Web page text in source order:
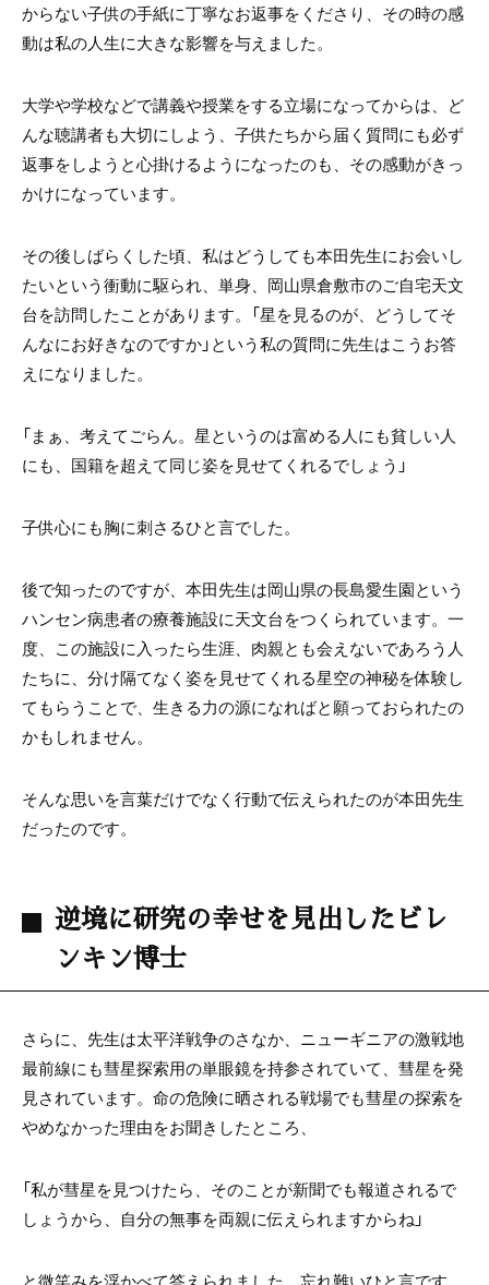
からない子供の手紙に丁寧なお返事をくださり、その時の感
動は私の人生に大きな影響を与えました。
大学や学校などで講義や授業をする立場になってからは、ど
んな聴講者も大切にしよう、子供たちから届く質問にも必ず
返事をしようと心掛けるようになったのも、その感動がきっ
かけになっています。
その後しばらくした頃、私はどうしても本田先生にお会いし
たいという衝動に駆られ、単身、岡山県倉敷市のご自宅天文
台を訪問したことがあります。「星を見るのが、どうしてそ
んなにお好きなのですか」という私の質問に先生はこうお答
えになりました。
「まぁ、考えてごらん。星というのは富める人にも貧しい人
にも、国籍を超えて同じ姿を見せてくれるでしょう」
子供心にも胸に刺さるひと言でした。
後で知ったのですが、本田先生は岡山県の長島愛生園という
ハンセン病患者の療養施設に天文台をつくられています。一
度、この施設に入ったら生涯、肉親とも会えないであろう人
たちに、分け隔てなく姿を見せてくれる星空の神秘を体験し
てもらうことで、生きる力の源になればと願っておられたの
かもしれません。
そんな思いを言葉だけでなく行動で伝えられたのが本田先生
だったのです。
逆境に研究の幸せを見出したビレ
ンキン博士
さらに、先生は太平洋戦争のさなか、ニューギニアの激戦地
最前線にも彗星探索用の単眼鏡を持参されていて、彗星を発
見されています。命の危険に晒される戦場でも彗星の探索を
やめなかった理由をお聞きしたところ、
「私が彗星を見つけたら、そのことが新聞でも報道されるで
しょうから、自分の無事を両親に伝えられますからね」